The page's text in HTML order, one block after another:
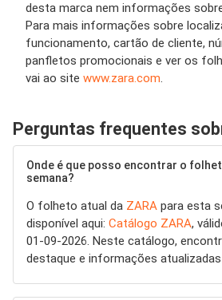
desta marca nem informações
Para mais informações sobre
funcionamento, cartão de cliente,
panfletos promocionais e ver os
vai ao site www.zara.com.
Perguntas frequentes
Onde é que posso encontrar o
semana?
O folheto atual da ZARA para esta
disponível aqui: Catálogo ZARA,
01-09-2026. Neste catálogo,
destaque e informações